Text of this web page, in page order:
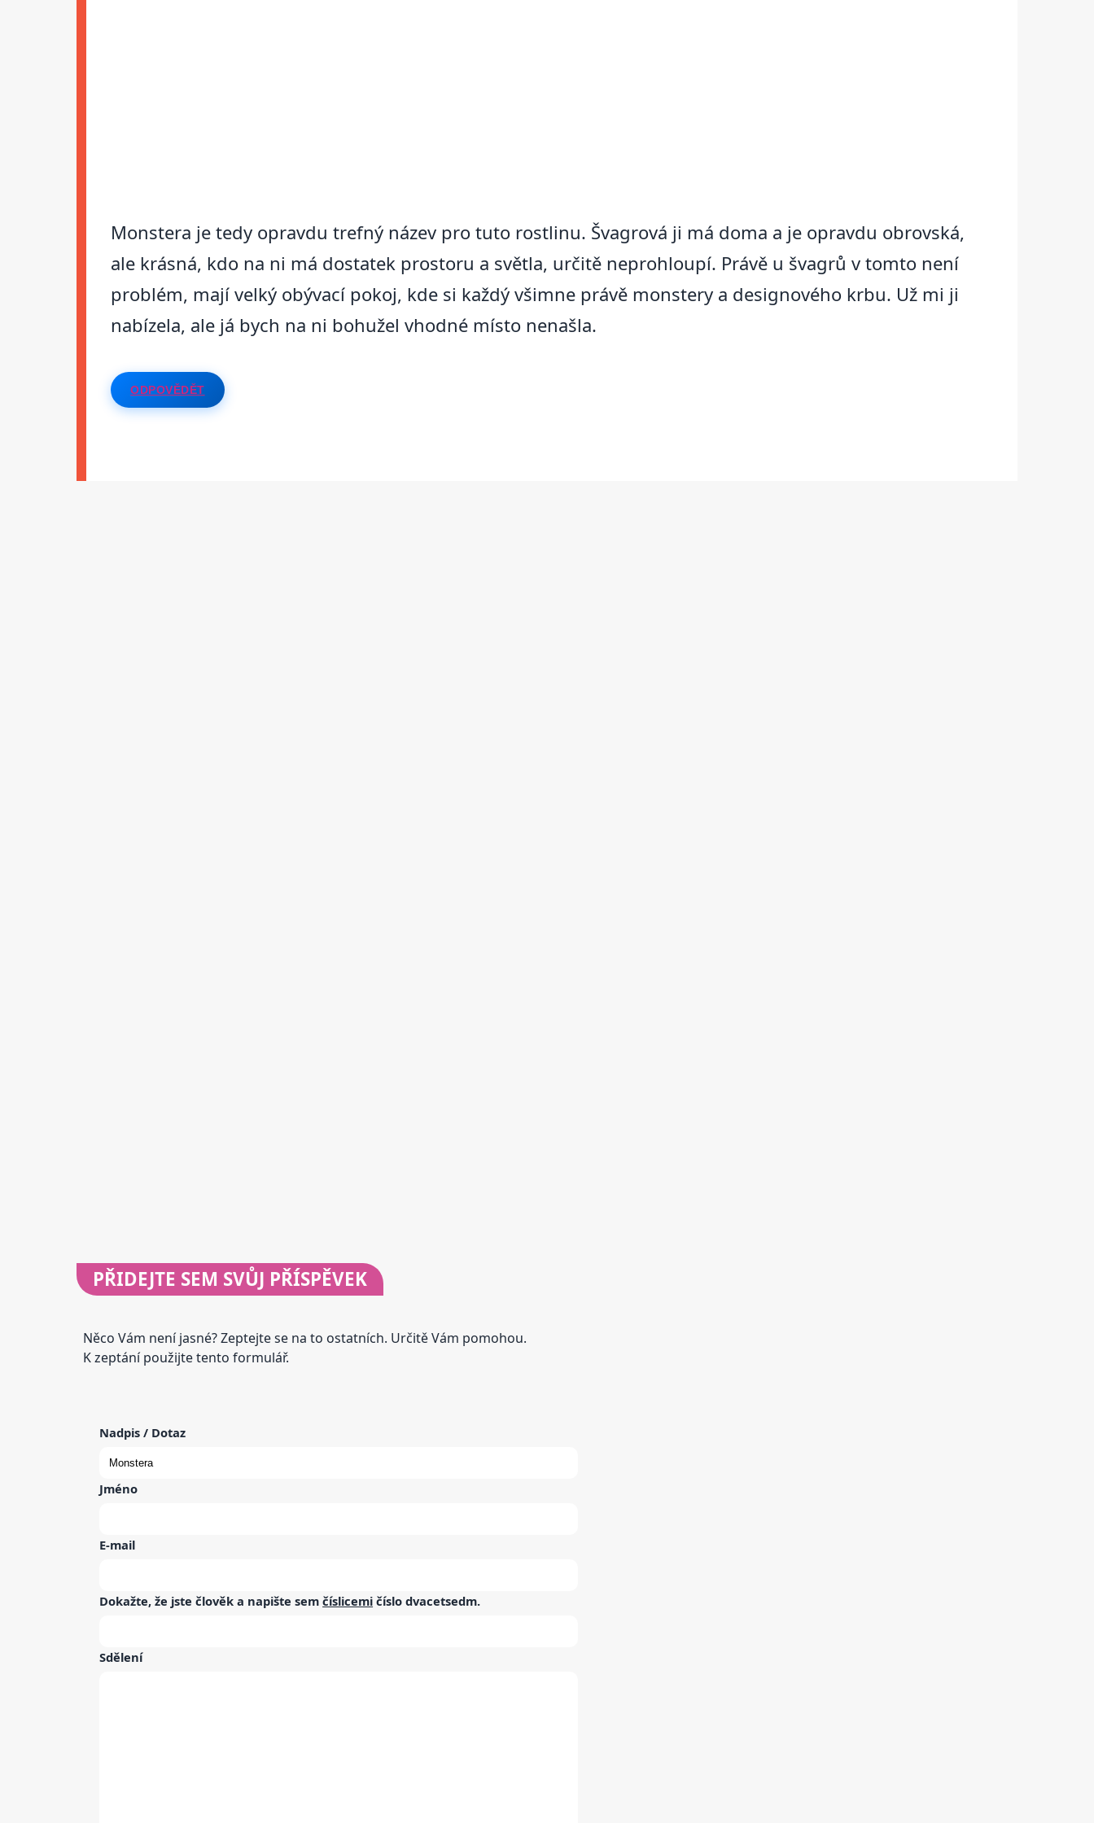
Monstera je tedy opravdu trefný název pro tuto rostlinu. Švagrová ji má doma a je opravdu obrovská,
ale krásná, kdo na ni má dostatek prostoru a světla, určitě neprohloupí. Právě u švagrů v tomto není
problém, mají velký obývací pokoj, kde si každý všimne právě monstery a designového krbu. Už mi ji
nabízela, ale já bych na ni bohužel vhodné místo nenašla.
ODPOVĚDĚT
PŘIDEJTE SEM SVŮJ PŘÍSPĚVEK
Něco Vám není jasné? Zeptejte se na to ostatních. Určitě Vám pomohou.
K zeptání použijte tento formulář.
Nadpis / Dotaz
Jméno
E-mail
Dokažte, že jste člověk a napište semčíslicemi číslodvacetsedm.
Sdělení